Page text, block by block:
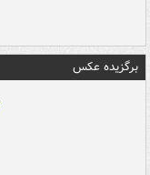
برگزیده عکس